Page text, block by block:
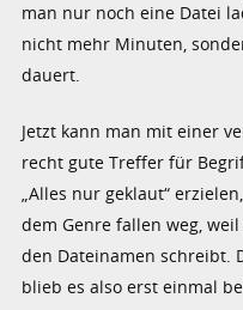
man nur noch eine Datei
nicht mehr Minuten,
dauert.
Jetzt kann man mit einer
recht gute Treffer für
„Alles nur geklaut“
dem Genre fallen weg,
den Dateinamen schreibt.
blieb es also erst einmal